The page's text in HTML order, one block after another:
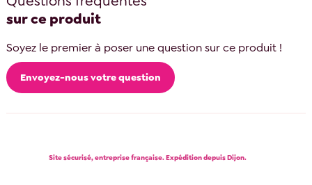
sur ce produit
Soyez le premier à poser une question sur ce produit !
Envoyez-nous votre question
Site sécurisé, entreprise française. Expédition depuis Dijon.